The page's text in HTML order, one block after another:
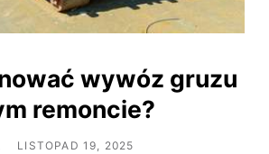
wywóz gruzu
remoncie?
LISTOPAD 19, 2025